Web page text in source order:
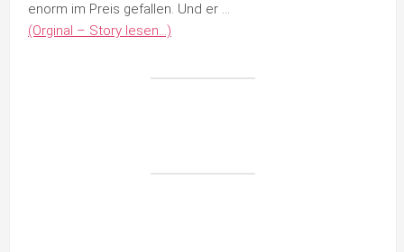
enorm im Preis gefallen. Und er …
(Orginal – Story lesen…)